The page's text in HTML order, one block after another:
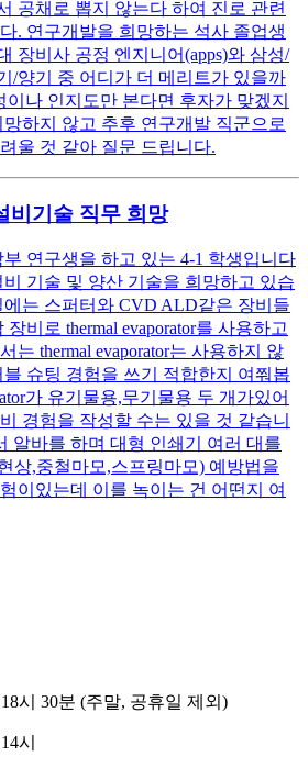
공채로 뽑지 않는다 하여 진로 관련
. 연구개발을 희망하는 석사 졸업생
장비사 공정 엔지니어(apps)와 삼성/
/양기 중 어디가 더 메리트가 있을까
이나 인지도만 본다면 후자가 맞겠지
하지 않고 추후 연구개발 직군으로
울 것 같아 질문 드립니다.
비기술 직무 희망
연구생을 하고 있는 4-1 학생입니다
기술 및 양산 기술을 희망하고 있습
에는 스퍼터와 CVD ALD같은 장비들
비로 thermal evaporator를 사용하고
는 thermal evaporator는 사용하지 않
슈팅 경험을 쓰기 적합한지 여쭤봅
가 유기물용,무기물용 두 개가있어
경험을 작성할 수는 있을 것 같습니
알바를 하며 대형 인쇄기 여러 대를
상,중철마모,스프링마모) 예방법을
이있는데 이를 녹이는 건 어떤지 여
시 30분 (주말, 공휴일 제외)
시